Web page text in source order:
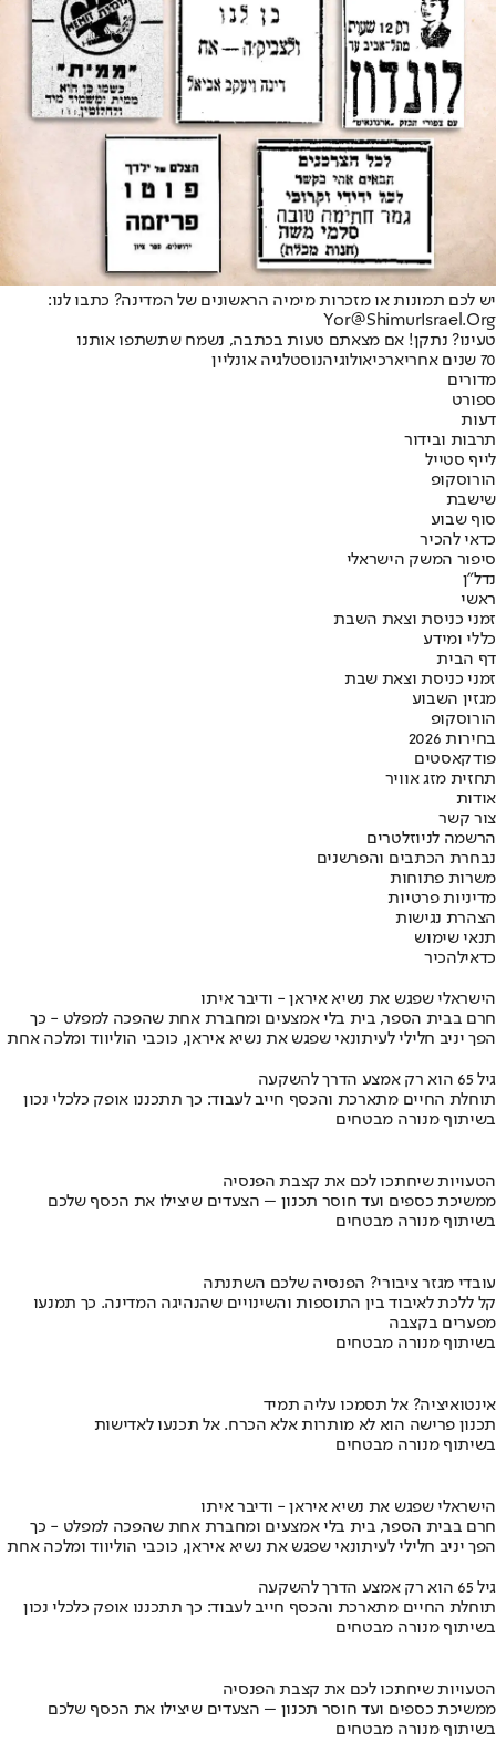
יש לכם תמונות או מזכרות מימיה הראשונים של המדינה? כתבו לנו:
Yor@ShimurIsrael.Org
טעינו? נתקן! אם מצאתם טעות בכתבה, נשמח שתשתפו אותנו
70 שנים אחרי
ארכיאולוגיהנוסטלגיה אונליין
מדורים
ספורט
דעות
תרבות ובידור
לייף סטייל
הורוסקופ
שישבת
סוף שבוע
כדאי להכיר
סיפור המשק הישראלי
נדל"ן
ראשי
זמני כניסת וצאת השבת
כללי ומידע
דף הבית
זמני כניסת וצאת שבת
מגזין השבוע
הורוסקופ
בחירות 2026
פודקאסטים
תחזית מזג אוויר
אודות
צור קשר
הרשמה לניוזלטרים
נבחרת הכתבים והפרשנים
משרות פתוחות
מדיניות פרטיות
הצהרת נגישות
תנאי שימוש
כדאילהכיר
הישראלי שפגש את נשיא איראן - ודיבר איתו
חרם בבית הספר, בית בלי אמצעים ומחברת אחת שהפכה למפלט - כך
הפך יניב חלילי לעיתונאי שפגש את נשיא איראן, כוכבי הוליווד ומלכה אחת
גיל 65 הוא רק אמצע הדרך להשקעה
תוחלת החיים מתארכת והכסף חייב לעבוד: כך תתכננו אופק כלכלי נכון
בשיתוף מנורה מבטחים
הטעויות שיחתכו לכם את קצבת הפנסיה
ממשיכת כספים ועד חוסר תכנון – הצעדים שיצילו את הכסף שלכם
בשיתוף מנורה מבטחים
עובדי מגזר ציבורי? הפנסיה שלכם השתנתה
קל ללכת לאיבוד בין התוספות והשינויים שהנהיגה המדינה. כך תמנעו
מפערים בקצבה
בשיתוף מנורה מבטחים
אינטואיציה? אל תסמכו עליה תמיד
תכנון פרישה הוא לא מותרות אלא הכרח. אל תכנעו לאדישות
בשיתוף מנורה מבטחים
הישראלי שפגש את נשיא איראן - ודיבר איתו
חרם בבית הספר, בית בלי אמצעים ומחברת אחת שהפכה למפלט - כך
הפך יניב חלילי לעיתונאי שפגש את נשיא איראן, כוכבי הוליווד ומלכה אחת
גיל 65 הוא רק אמצע הדרך להשקעה
תוחלת החיים מתארכת והכסף חייב לעבוד: כך תתכננו אופק כלכלי נכון
בשיתוף מנורה מבטחים
הטעויות שיחתכו לכם את קצבת הפנסיה
ממשיכת כספים ועד חוסר תכנון – הצעדים שיצילו את הכסף שלכם
בשיתוף מנורה מבטחים